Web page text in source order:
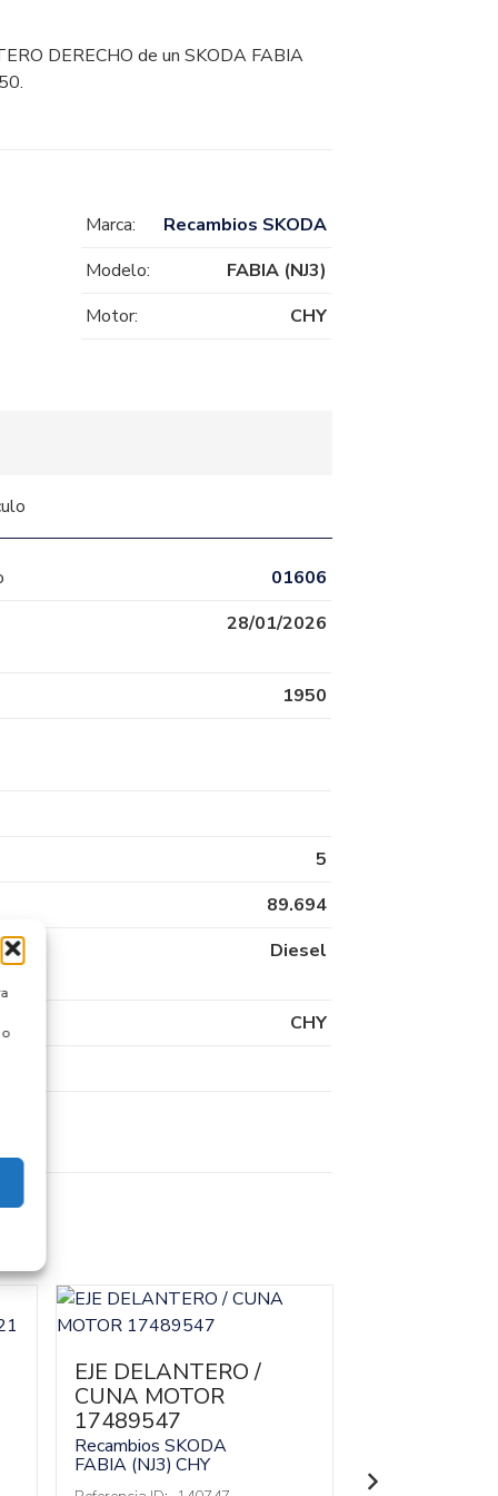
DERECHO de un SKODA FABIA
Marca:
Recambios SKODA
Modelo:
FABIA (NJ3)
Motor:
CHY
01606
28/01/2026
1950
5
89.694
Diesel
CHY
EJE DELANTERO /
CUNA MOTOR
17489547
Recambios SKODA
FABIA (NJ3) CHY Recambios
FABIA (NJ3)